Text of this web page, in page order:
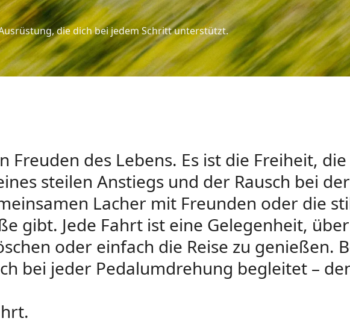
die dich bei jedem Schritt unterstützt.
des Lebens. Es ist die Freiheit, die
steilen Anstiegs und der Rausch bei
Lacher mit Freunden oder die
gibt. Jede Fahrt ist eine Gelegenheit,
oder einfach die Reise zu genießen.
bei jeder Pedalumdrehung begleitet –